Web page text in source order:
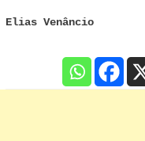
Elias Venâncio